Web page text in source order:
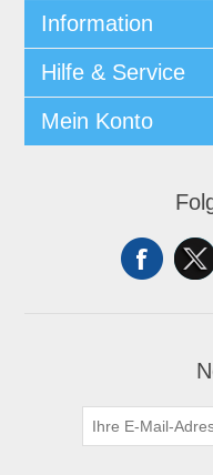
Information
Hilfe & Service
Mein Konto